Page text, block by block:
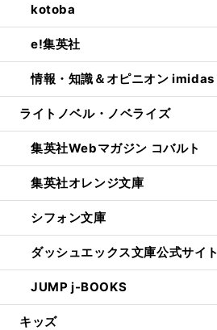
kotoba
e!集英社
情報・知識＆オピニオン imidas
ライトノベル・ノベライズ
集英社Webマガジン コバルト
集英社オレンジ文庫
シフォン文庫
ダッシュエックス文庫公式サイト
JUMP j-BOOKS
キッズ